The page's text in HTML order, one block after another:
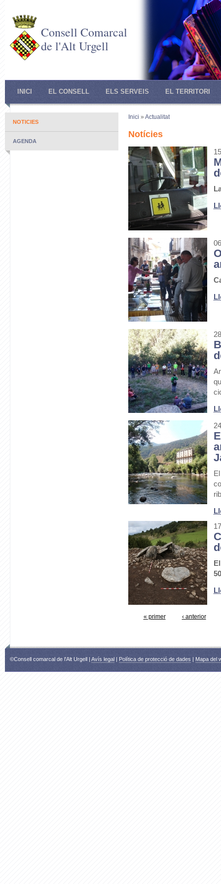
Consell Comarcal
de l'Alt Urgell
INICI EL CONSELL ELS SERVEIS EL TERRITORI
NOTICIES
AGENDA
Inici » Actualitat
Notícies
« primer ‹ anterior
©Consell comarcal de l'Alt Urgell | Avís legal | Política de protecció de dades | Mapa del